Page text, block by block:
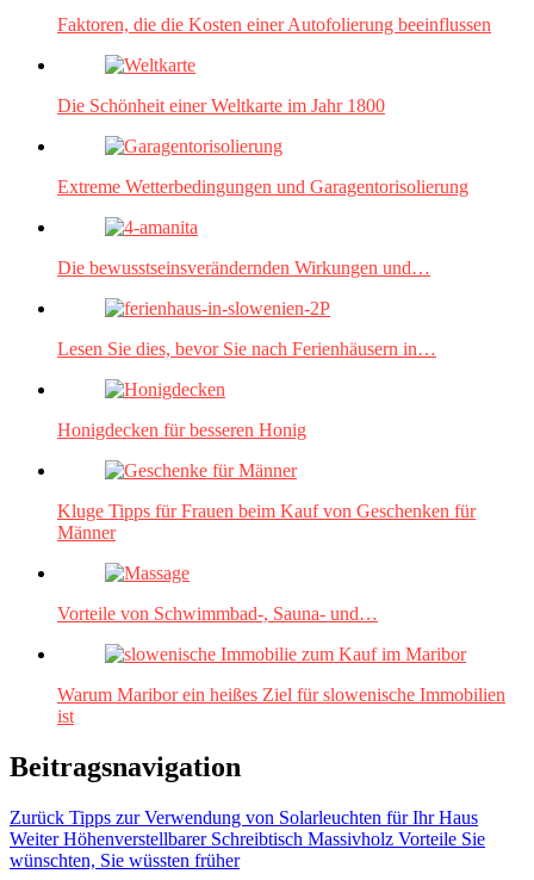
Faktoren, die die Kosten einer Autofolierung beeinflussen
Die Schönheit einer Weltkarte im Jahr 1800
Extreme Wetterbedingungen und Garagentorisolierung
Die bewusstseinsverändernden Wirkungen und…
Lesen Sie dies, bevor Sie nach Ferienhäusern in…
Honigdecken für besseren Honig
Kluge Tipps für Frauen beim Kauf von Geschenken für
Männer
Vorteile von Schwimmbad-, Sauna- und…
Warum Maribor ein heißes Ziel für slowenische Immobilien
ist
Beitragsnavigation
Zurück Tipps zur Verwendung von Solarleuchten für Ihr Haus
WeiterHöhenverstellbarer Schreibtisch Massivholz Vorteile Sie
wünschten, Sie wüssten früher